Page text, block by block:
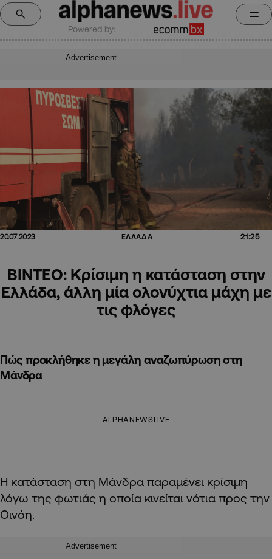
Powered by:
Advertisement
20.07.2023 ΕΛΛΑΔΑ 21:25
BINTEO: Κρίσιμη η κατάσταση στην
Ελλάδα, άλλη μία ολονύχτια μάχη με
τις φλόγες
Πώς προκλήθηκε η μεγάλη αναζωπύρωση στη
Μάνδρα
ALPHANEWSLIVE
Η κατάσταση στη Μάνδρα παραμένει κρίσιμη
λόγω της φωτιάς η οποία κινείται νότια προς την
Οινόη.
Advertisement